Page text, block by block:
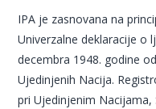
IPA je zasnovana na
Univerzalne deklaracije o
decembra 1948. godine
Ujedinjenih Nacija.
pri Ujedinjenim Nacijama,